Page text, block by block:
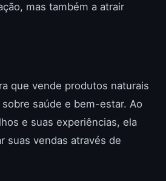
mas também a atrair
que vende produtos naturais
saúde e bem-estar. Ao
e suas experiências, ela
suas vendas através de